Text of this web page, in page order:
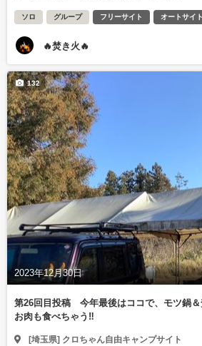
ソロ グループ フリーサイト オートサイト
🔥焚き火🔥
2023年12月30日
132
第26回目投稿 今年最後はココで、モツ鍋
お肉も食べちゃう‼️
[埼玉県] クロちゃん自由キャンプサイト